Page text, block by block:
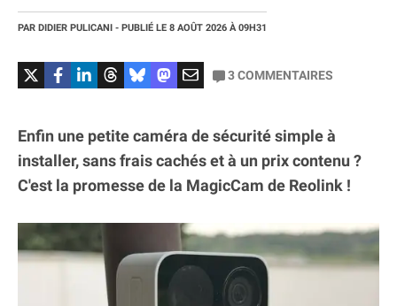
PAR DIDIER PULICANI - PUBLIÉ LE 8 AOÛT 2026 À 09H31
3COMMENTAIRES
Enfin une petite caméra de sécurité simple à
installer, sans frais cachés et à un prix contenu ?
C'est la promesse de la MagicCam de Reolink !